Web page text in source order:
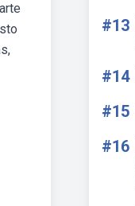
#13
#14
#15
#16